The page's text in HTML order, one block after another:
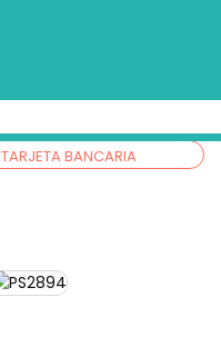
TARJETA BANCARIA